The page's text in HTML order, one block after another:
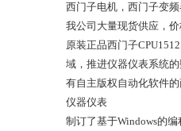
西门子电机，西门子变
我公司大量现货供应，
原装正品西门子
域，推进仪器仪表系统
有自主版权自动化软件
仪器仪表
制订了基于Windows的